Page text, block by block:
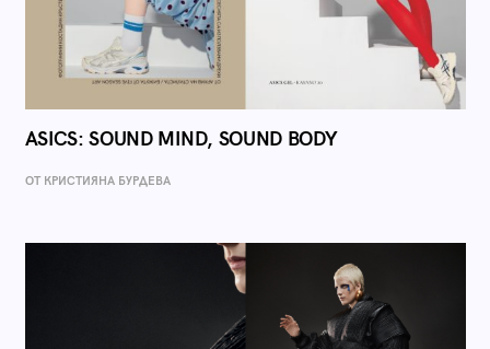
ASICS: SOUND MIND, SOUND BODY
ОТ КРИСТИЯНА БУРДЕВА